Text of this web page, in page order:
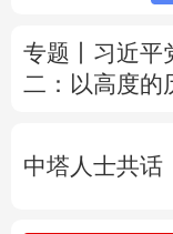
广东
专题丨 习近平
二：以高度的
中塔人士共话